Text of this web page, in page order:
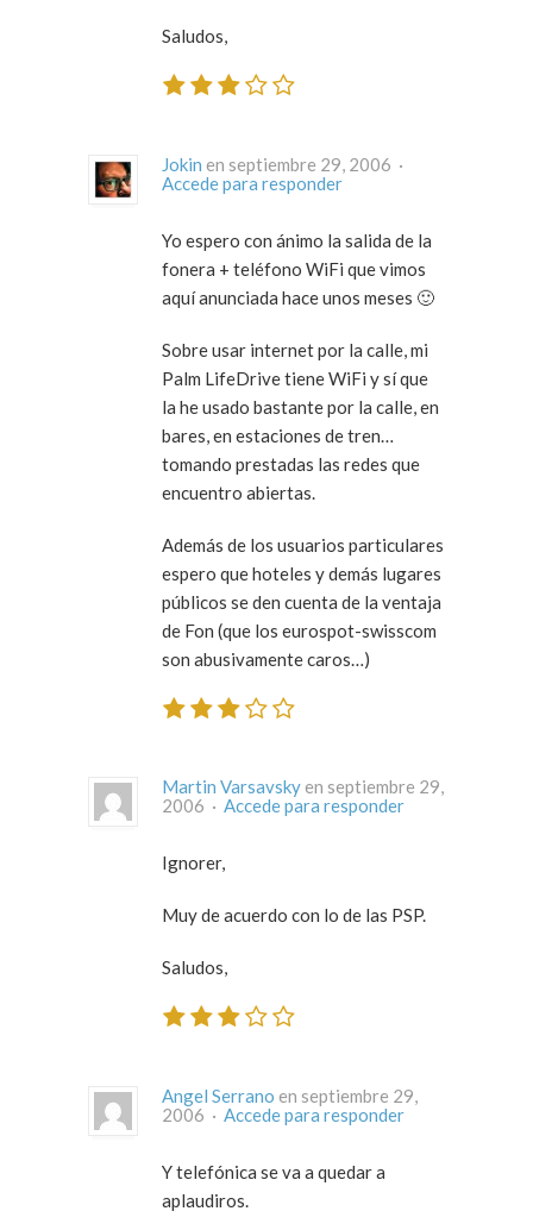
Saludos,
Jokin
en septiembre 29, 2006 ·
Accede para responder
Yo espero con ánimo la salida de la
fonera + teléfono WiFi que vimos
aquí anunciada hace unos meses 🙂
Sobre usar internet por la calle, mi
Palm LifeDrive tiene WiFi y sí que
la he usado bastante por la calle, en
bares, en estaciones de tren…
tomando prestadas las redes que
encuentro abiertas.
Además de los usuarios particulares
espero que hoteles y demás lugares
públicos se den cuenta de la ventaja
de Fon (que los eurospot-swisscom
son abusivamente caros…)
Martin Varsavsky en septiembre 29,
2006 · Accede para responder
Ignorer,
Muy de acuerdo con lo de las PSP.
Saludos,
Angel Serrano en septiembre 29,
2006 · Accede para responder
Y telefónica se va a quedar a
aplaudiros.